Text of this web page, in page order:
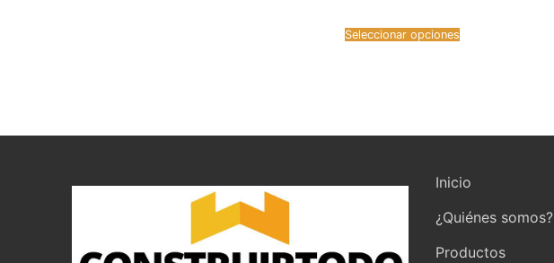
Seleccionar opciones
Inicio
¿Quiénes somos?
Productos